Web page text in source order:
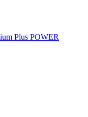
Plus POWER